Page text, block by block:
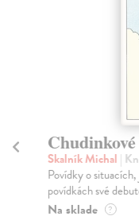
Chudinkové
Skalník Michal |
Povídky o
povídkách své
Na sklade ?